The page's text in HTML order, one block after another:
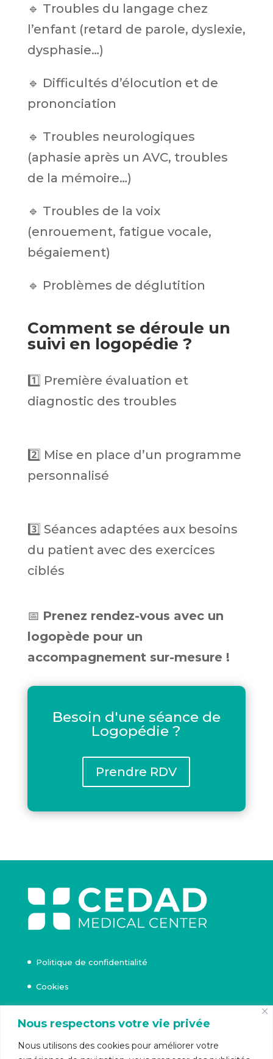
Nous respectons votre vie privée
Nous utilisons des cookies pour améliorer votre
🔹 Troubles du langage chez
l’enfant (retard de parole, dyslexie,
dysphasie…)
🔹 Difficultés d’élocution et de
prononciation
🔹 Troubles neurologiques
(aphasie après un AVC, troubles
de la mémoire…)
🔹 Troubles de la voix
(enrouement, fatigue vocale,
bégaiement)
🔹 Problèmes de déglutition
Comment se déroule un
suivi en logopédie ?
1️⃣ Première évaluation et
diagnostic des troubles
2️⃣ Mise en place d’un programme
personnalisé
3️⃣ Séances adaptées aux besoins
du patient avec des exercices
ciblés
📅 Prenez rendez-vous avec un
logopède pour un
accompagnement sur-mesure !
Besoin d'une séance de
Logopédie ?
Prendre RDV
Politique de confidentialité
Cookies